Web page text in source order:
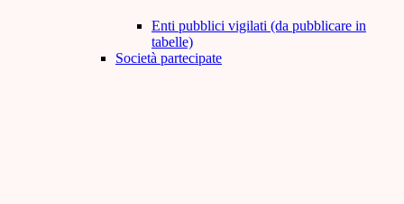
Enti pubblici vigilati (da pubblicare in
tabelle)
Società partecipate